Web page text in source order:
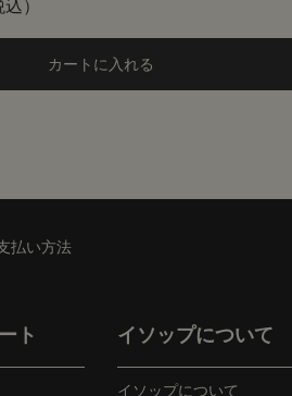
込）
カートに入れる Add the パセリ フ
払い方法
ト イソップについて
イソップについて